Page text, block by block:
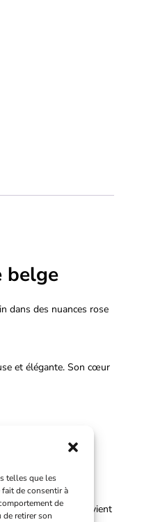
telles que les
de consentir à
de
retirer son
belge
dans des nuances rose
et élégante. Son cœur
et artistique convient